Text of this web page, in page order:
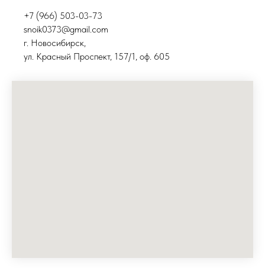
+7 (966) 503-03-73
snoik0373@gmail.com
г. Новосибирск,
ул. Красный Проспект, 157/1, оф. 605